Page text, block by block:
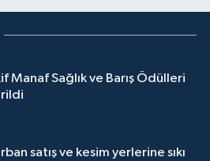
Manaf Sağlık ve Barış Ödülleri
satış ve kesim yerlerine sıkı